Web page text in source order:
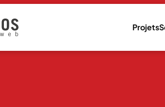
Projets